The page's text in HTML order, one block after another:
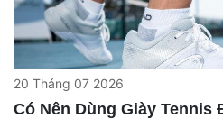
20 Tháng 07 2026
Có Nên Dùng Giày Tennis